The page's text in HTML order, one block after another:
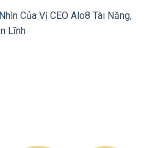
Của Vị CEO Alo8 Tài Năng,
Lĩnh